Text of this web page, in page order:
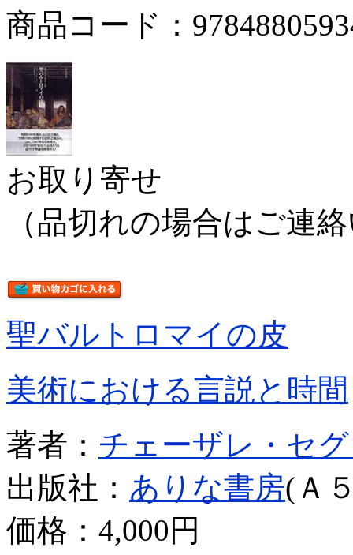
商品コード：
お取り寄せ
（品切れの場合はご連
聖バルトロマイの皮
美術における言説と時間
著者： チェーザレ・セ
出版社： ありな書房(Ａ
価格： 4,000円